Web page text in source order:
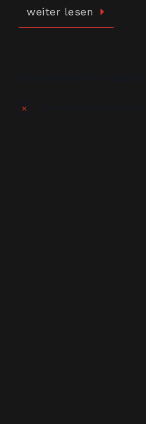
weiter lesen
Hinweis